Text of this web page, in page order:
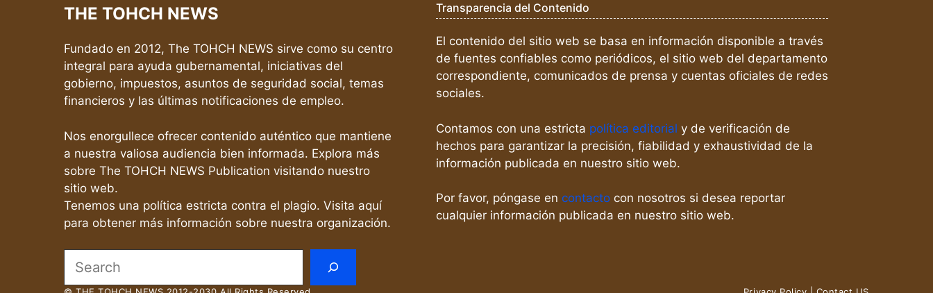
THE TOHCH NEWS
Fundado en 2012, The TOHCH NEWS sirve como su centro
integral para ayuda gubernamental, iniciativas del
gobierno, impuestos, asuntos de seguridad social, temas
financieros y las últimas notificaciones de empleo.
Nos enorgullece ofrecer contenido auténtico que mantiene
a nuestra valiosa audiencia bien informada. Explora más
sobre The TOHCH NEWS Publication visitando nuestro
sitio web.
Tenemos una política estricta contra el plagio. Visita aquí
para obtener más información sobre nuestra organización.
Search
Transparencia del Contenido
El contenido del sitio web se basa en información disponible a través
de fuentes confiables como periódicos, el sitio web del departamento
correspondiente, comunicados de prensa y cuentas oficiales de redes
sociales.
Contamos con una estricta política editorial y de verificación de
hechos para garantizar la precisión, fiabilidad y exhaustividad de la
información publicada en nuestro sitio web.
Por favor, póngase en contactocon nosotros si desea reportar
cualquier información publicada en nuestro sitio web.